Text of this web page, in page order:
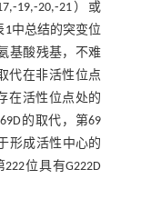
）或
1中总结的突变位
基酸残基，不难
代在非活性位点
在活性位点处的
的取代，第69
形成活性中心的
位具有G222D